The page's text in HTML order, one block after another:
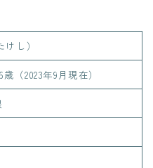
し）
（2023年9月現在）